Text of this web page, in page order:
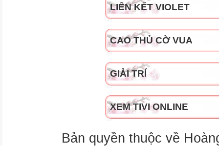
LIÊN KẾT VIOLET
CAO THỦ CỜ VUA
GIẢI TRÍ
XEM TIVI ONLINE
Bản quyền thuộc về